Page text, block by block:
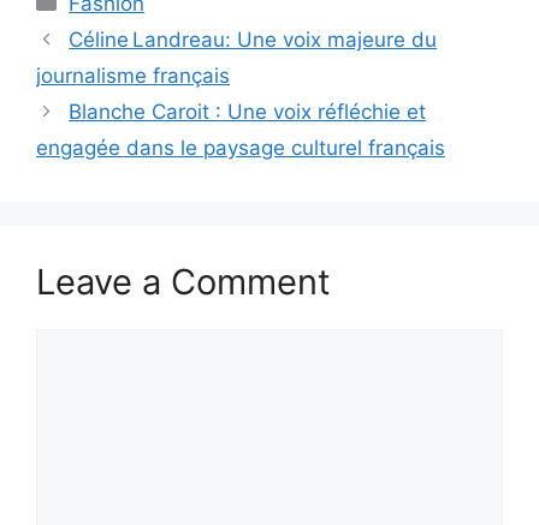
Céline Landreau: Une voix majeure du
journalisme français
Blanche Caroit : Une voix réfléchie et
engagée dans le paysage culturel français
Leave a Comment